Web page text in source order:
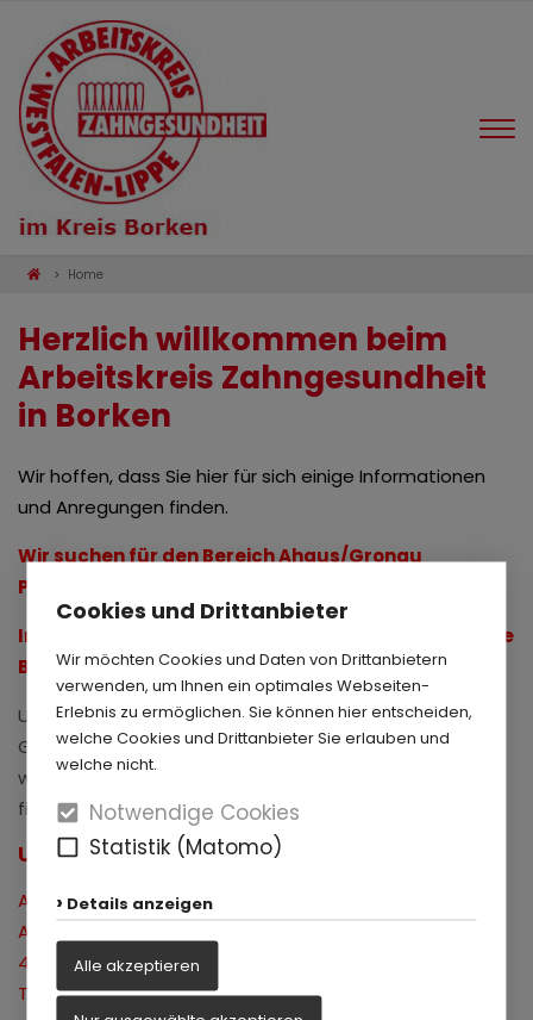
Cookies und Drittanbieter
Wir möchten Cookies und Daten von Drittanbietern
verwenden, um Ihnen ein optimales Webseiten-
Erlebnis zu ermöglichen. Sie können hier entscheiden,
welche Cookies und Drittanbieter Sie erlauben und
welche nicht.
Notwendige Cookies
Statistik (Matomo)
Details anzeigen
Alle akzeptieren
Home
Herzlich willkommen beim
Arbeitskreis Zahngesundheit
in Borken
Wir hoffen, dass Sie hier für sich einige Informationen
und Anregungen finden.
Wir suchen für den Bereich Ahaus/Gronau
Personal.
In der Rubrik Stellenangebote finden Sie die genaue
Beschreibung.
Unsere Programme für Kindertageseinrichtungen und
Grundschulen im Kreis Borken sind kostenfrei und
werden von allen gesetzlichen Krankenkassen
finanziert!
Unsere Kontaktdaten:
Arbeitskreis Zahngesundheit im Kreis Borken
Alter Kasernenring 4
46325 Borken
Tel.: 02861 - 80323 60